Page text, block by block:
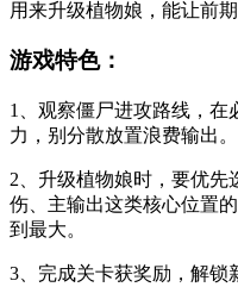
用来升级植物娘，能让前
游戏特色：
1、观察僵尸进攻路线，在
力，别分散放置浪费输出。
2、升级植物娘时，要优
伤、主输出这类核心位置
到最大。
3、完成关卡获奖励，解锁